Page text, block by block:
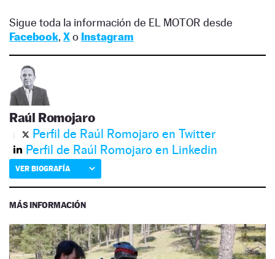
Sigue toda la información de EL MOTOR desde
Facebook, Xo Instagram
Raúl Romojaro
Perfil de Raúl Romojaro en Twitter
Perfil de Raúl Romojaro en Linkedin
VER BIOGRAFÍA
MÁS INFORMACIÓN